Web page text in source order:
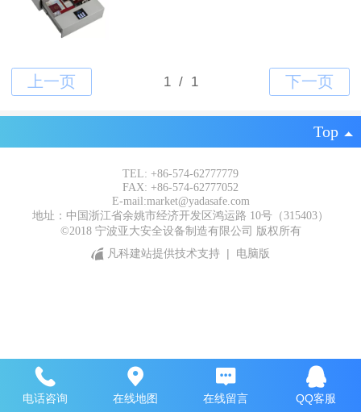
Top
TEL: +86-574-62777779
FAX: +86-574-62777052
E-mail:market@yadasafe.com
地址：中国浙江省余姚市经济开发区鸿运路 10号（315403）
©2018 宁波亚大安全设备制造有限公司 版权所有
凡科建站提供技术支持
| 电脑版
电话咨询 在线地图 在线留言 QQ客服